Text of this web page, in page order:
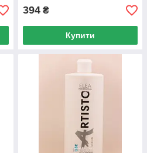
394 ₴
Купити